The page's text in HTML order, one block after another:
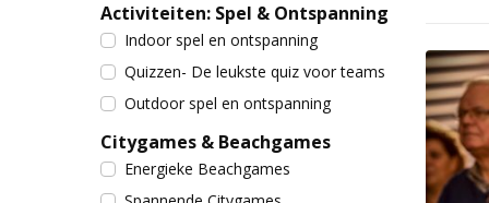
Activiteiten: Spel & Ontspanning
Indoor spel en ontspanning
Quizzen- De leukste quiz voor teams
Outdoor spel en ontspanning
Citygames & Beachgames
Energieke Beachgames